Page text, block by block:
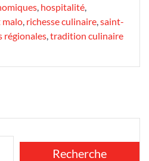
hospitalité
malo richesse culinaire saint-
régionales tradition culinaire
Recherche